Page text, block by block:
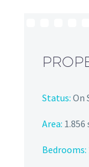
Status: On
Area: 1.856
Bedrooms: